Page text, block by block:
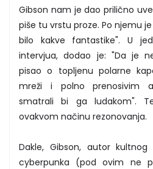
Gibson nam je dao prilično
piše tu vrstu proze. Po njemu
bilo kakve fantastike". U
intervjua, dodao je: "Da je
pisao o topljenu polarne
mreži i polno prenosivim
smatrali bi ga ludakom".
ovakvom načinu rezonovanja.
Dakle, Gibson, autor kultnog
cyberpunka (pod ovim ne